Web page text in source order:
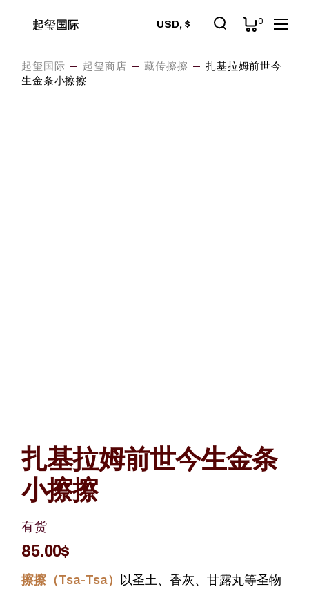
起玺国际 USD, $ 0
起玺国际 起玺商店 藏传擦擦
扎基拉姆前世今
生金条小擦擦
扎基拉姆前世今生金条
小擦擦
有货
85.00$
擦擦（Tsa-Tsa）
以圣土、香灰、甘露丸等圣物